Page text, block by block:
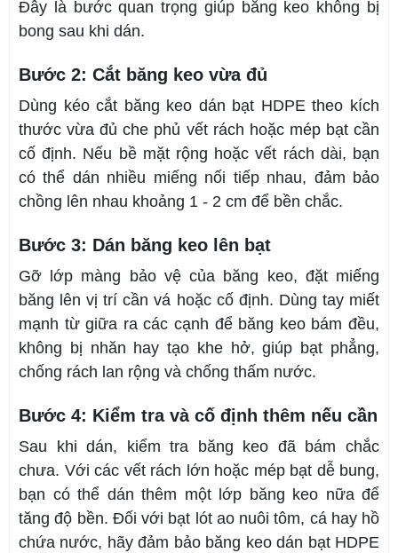
Đây là bước quan trọng giúp băng keo không bị
bong sau khi dán.
Bước 2: Cắt băng keo vừa đủ
Dùng kéo cắt băng keo dán bạt HDPE theo kích
thước vừa đủ che phủ vết rách hoặc mép bạt cần
cố định. Nếu bề mặt rộng hoặc vết rách dài, bạn
có thể dán nhiều miếng nối tiếp nhau, đảm bảo
chồng lên nhau khoảng 1 - 2 cm để bền chắc.
Bước 3: Dán băng keo lên bạt
Gỡ lớp màng bảo vệ của băng keo, đặt miếng
băng lên vị trí cần vá hoặc cố định. Dùng tay miết
mạnh từ giữa ra các cạnh để băng keo bám đều,
không bị nhăn hay tạo khe hở, giúp bạt phẳng,
chống rách lan rộng và chống thấm nước.
Bước 4: Kiểm tra và cố định thêm nếu cần
Sau khi dán, kiểm tra băng keo đã bám chắc
chưa. Với các vết rách lớn hoặc mép bạt dễ bung,
bạn có thể dán thêm một lớp băng keo nữa để
tăng độ bền. Đối với bạt lót ao nuôi tôm, cá hay hồ
chứa nước, hãy đảm bảo băng keo dán bạt HDPE